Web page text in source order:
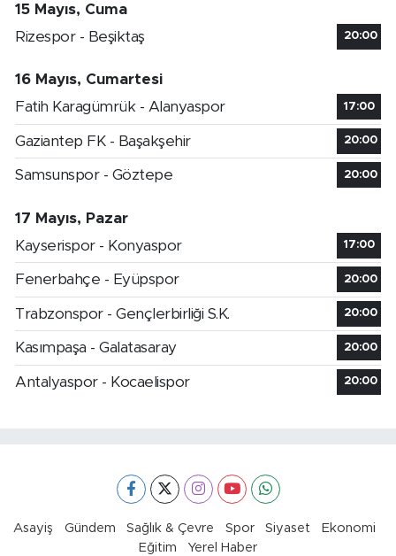
15 Mayıs, Cuma
Rizespor - Beşiktaş
20:00
16 Mayıs, Cumartesi
Fatih Karagümrük - Alanyaspor
17:00
Gaziantep FK - Başakşehir 20:00
Samsunspor - Göztepe 20:00
17 Mayıs, Pazar
Kayserispor - Konyaspor
17:00
Fenerbahçe - Eyüpspor 20:00
Trabzonspor - Gençlerbirliği S.K. 20:00
Kasımpaşa - Galatasaray 20:00
Antalyaspor - Kocaelispor 20:00
Asayiş Gündem Sağlık & Çevre Spor Siyaset
Ekonomi
Eğitim
Yerel Haber